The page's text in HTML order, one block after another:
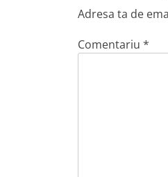
Adresa ta de
Comentariu *